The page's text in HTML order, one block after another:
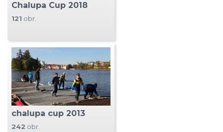
Chalupa Cup 2018
121 obr.
chalupa cup 2013
242 obr.